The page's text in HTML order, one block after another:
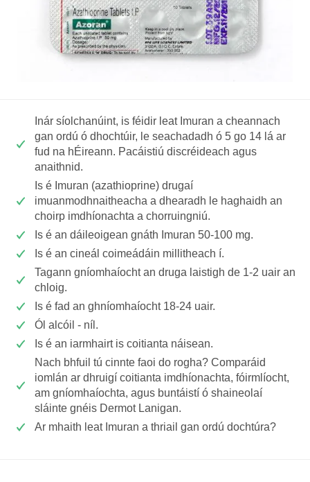
Inár síolchanúint, is féidir leat Imuran a cheannach
gan ordú ó dhochtúir, le seachadadh ó 5 go 14 lá ar
fud na hÉireann. Pacáistiú discréideach agus
anaithnid.
Is é Imuran (azathioprine) drugaí
imuanmodhnaitheacha a dhearadh le haghaidh an
choirp imdhíonachta a chorruingniú.
Is é an dáileoigean gnáth Imuran 50-100 mg.
Is é an cineál coimeádáin millitheach í.
Tagann gníomhaíocht an druga laistigh de 1-2 uair an
chloig.
Is é fad an ghníomhaíocht 18-24 uair.
Ól alcóil - níl.
Is é an iarmhairt is coitianta náisean.
Nach bhfuil tú cinnte faoi do rogha? Comparáid
iomlán ar dhruigí coitianta imdhíonachta, fóirmlíocht,
am gníomhaíochta, agus buntáistí ó shaineolaí
sláinte gnéis Dermot Lanigan.
Ar mhaith leat Imuran a thriail gan ordú dochtúra?